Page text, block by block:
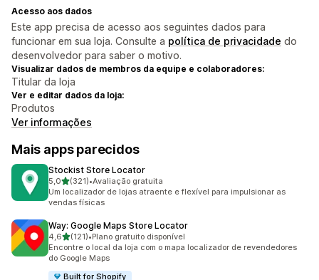
Acesso aos dados
Este app precisa de acesso aos seguintes dados para
funcionar em sua loja. Consulte a política de privacidade do
desenvolvedor para saber o motivo.
Visualizar dados de membros da equipe e colaboradores:
Titular da loja
Ver e editar dados da loja:
Produtos
Ver informações
Mais apps parecidos
Stockist Store Locator
5,0de 5 estrelas
(321)
321 avaliações ao todo
•Avaliação gratuita
Um localizador de lojas atraente e flexível para impulsionar as
vendas físicas
Way: Google Maps Store Locator
4,6de 5 estrelas
(121)
121 avaliações ao todo
•Plano gratuito disponível
Encontre o local da loja com o mapa localizador de revendedores
do Google Maps
Built for Shopify